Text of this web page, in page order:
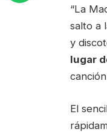
“La
salto a
y
lugar
El